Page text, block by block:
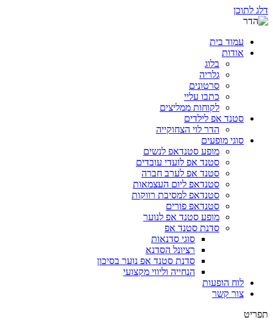
דלג לתוכן
עמוד בית
אודות
בלוג
גלריה
סרטונים
כתבו עליי
לקוחות ממליצים
סטנד אפ לילדים
הדר לוי הצחוקייה
סוגי מופעים
מופע סטנדאפ לנשים
סטנד אפ לועדי עובדים
סטנד אפ לערב חברה
סטנדאפ ליום העצמאות
סטנדאפ למסיבת רווקות
סטנדאפ פורים
מופע סטנד אפ לנוער
סדנת סטנד אפ
סוגי סדנאות
רציונל הסדנא
סדנת סטנד אפ נוער בסיכון
הנחייה וליווי מקצועי
לוח הופעות
צור קשר
תפריט